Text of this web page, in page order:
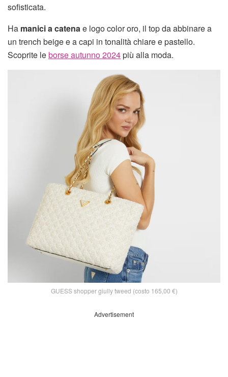
sofisticata.
Ha manici a catenae logo color oro, il top da abbinare a
un trench beige e a capi in tonalità chiare e pastello.
Scoprite leborse autunno 2024più alla moda.
GUESS shopper giully tweed (costo 165,00 €)
Advertisement